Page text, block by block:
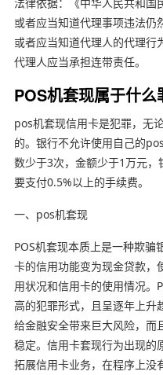
或者应当知道代理事项违法仍
或者应当知道代理人的代理行
代理人应当承担连带责任。
POS机套现属于什么
pos机套现信用卡是犯罪，无
的。银行不允许使用自己的
数少于3次，金额少于1万元
要支付0.5%以上的手续费。
一、pos机套现
POS机套现本质上是一种欺骗
卡的信用功能变为现金贷款，
用状况和信用卡的使用情况。
高的犯罪形式，且呈逐年上升
给金融安全带来巨大风险，而
稳定。信用卡套现行为出现的
拓展信用卡业务，在程序上没